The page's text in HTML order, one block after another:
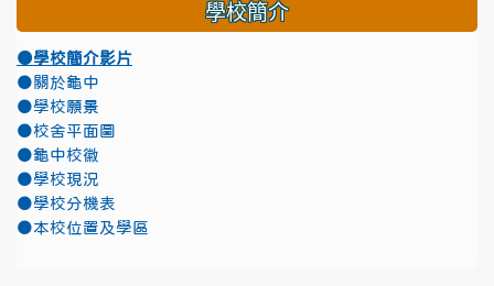
學校簡介
●學校簡介影片
●關於龜中
●學校願景
●校舍平面圖
●龜中校徽
●學校現況
●學校分機表
●本校位置及學區